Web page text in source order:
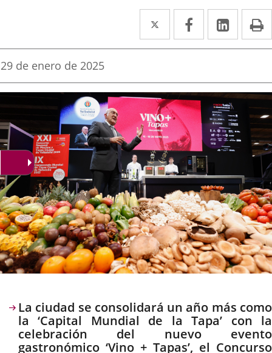
Twitter
Enlace
a
aplicación
externa.
Facebook
Enlace
a
aplicación
externa.
Enlace
a
Fecha
la
29 de enero de 2025
Descripción
La ciudad se consolidará un año más como
la ‘Capital Mundial de la Tapa’ con la
celebración del nuevo evento
gastronómico ‘Vino + Tapas’, el Concurso